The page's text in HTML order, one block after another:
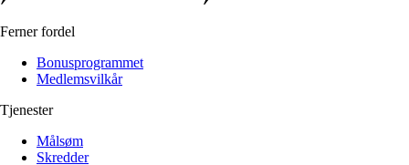
Ferner fordel
Bonusprogrammet
Medlemsvilkår
Tjenester
Målsøm
Skredder